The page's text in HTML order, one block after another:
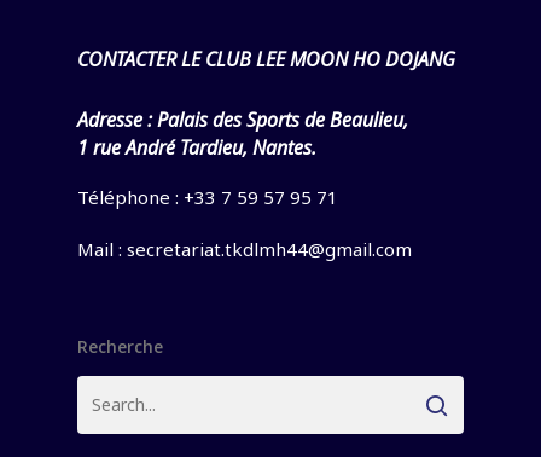
CONTACTER LE CLUB LEE MOON HO DOJANG
Adresse :Palais des Sports de Beaulieu,
1 rue André Tardieu, Nantes.
Téléphone : +33 7 59 57 95 71
Mail : secretariat.tkdlmh44@gmail.com
Recherche